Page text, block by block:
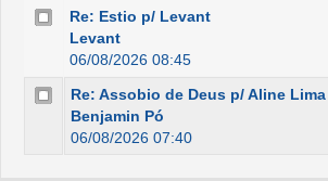
Re: Estio p/ Levant
Levant
06/08/2026 08:45
Re: Assobio de Deus p/ Aline Lima
Benjamin Pó
06/08/2026 07:40